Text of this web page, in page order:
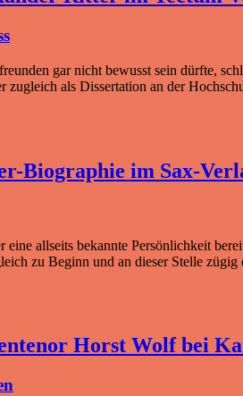
gar nicht bewusst sein dürfte,
als Dissertation an der
Biographie im Sax-
allseits bekannte Persönlichkeit
zu Beginn und an dieser Stelle
Horst Wolf bei